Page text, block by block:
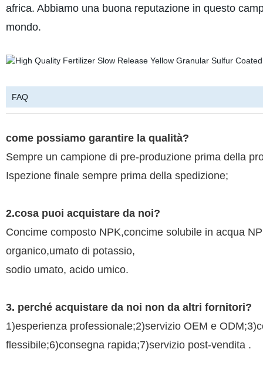
africa. Abbiamo una buona reputazione in questo
mondo.
FAQ
come possiamo garantire la qualità?
Sempre un campione di pre-produzione prima della
Ispezione finale sempre prima della spedizione;
2.cosa puoi acquistare da noi?
Concime composto NPK,concime solubile in acqua
organico,umato di potassio,
sodio umato, acido umico.
3. perché acquistare da noi non da altri fornitori?
1)esperienza professionale;2)servizio OEM e
flessibile;6)consegna rapida;7)servizio post-vendita .